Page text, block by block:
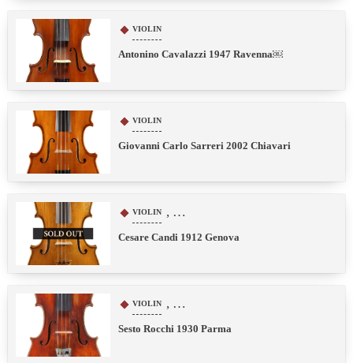
VIOLIN
Antonino Cavalazzi 1947 Ravenna￼
VIOLIN
Giovanni Carlo Sarreri 2002 Chiavari
VIOLIN , …
Cesare Candi 1912 Genova
VIOLIN , …
Sesto Rocchi 1930 Parma